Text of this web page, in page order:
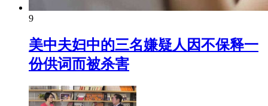
9
美中夫妇中的三名嫌疑人因不保释一
份供词而被杀害